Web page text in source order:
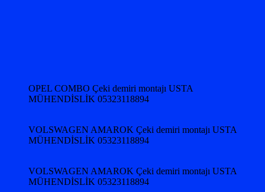
OPEL COMBO Çeki demiri montajı USTA
MÜHENDİSLİK 05323118894
VOLSWAGEN AMAROK Çeki demiri montajı USTA
MÜHENDİSLİK 05323118894
VOLSWAGEN AMAROK Çeki demiri montajı USTA
MÜHENDİSLİK 05323118894